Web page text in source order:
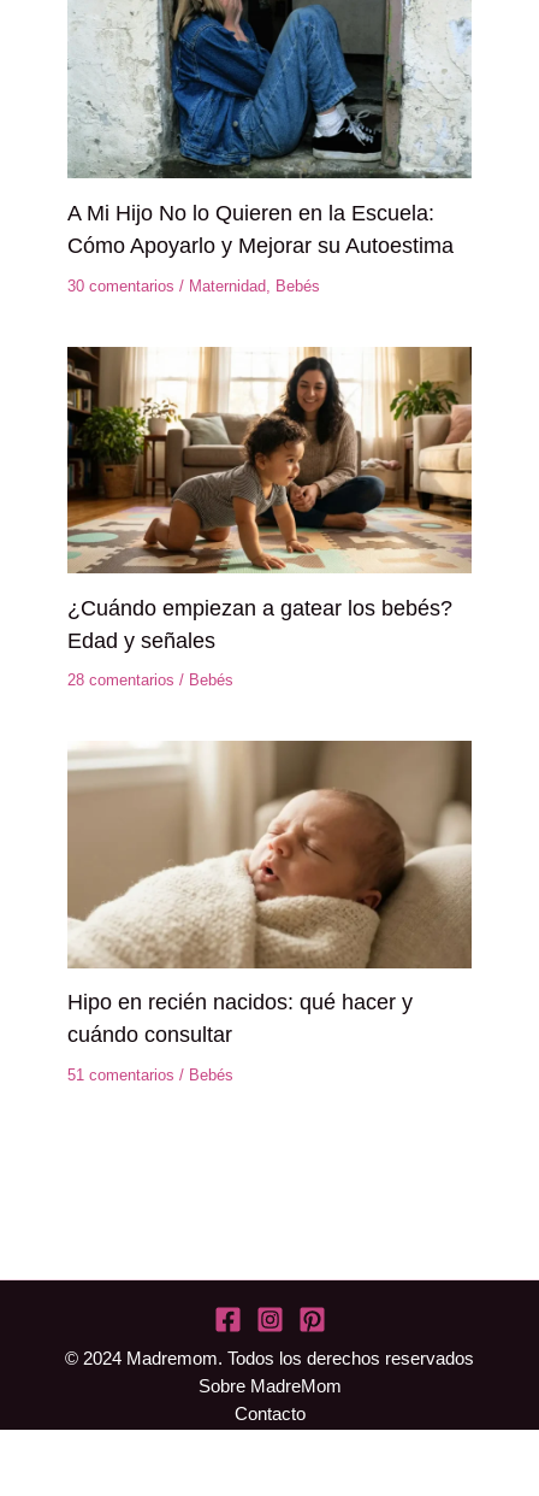
A Mi Hijo No lo Quieren en la Escuela:
Cómo Apoyarlo y Mejorar su Autoestima
30 comentarios / Maternidad Bebés
¿Cuándo empiezan a gatear los bebés?
Edad y señales
28 comentarios / Bebés
Hipo en recién nacidos: qué hacer y
cuándo consultar
51 comentarios / Bebés
© 2024 Madremom. Todos los derechos reservados
Sobre MadreMom
Contacto